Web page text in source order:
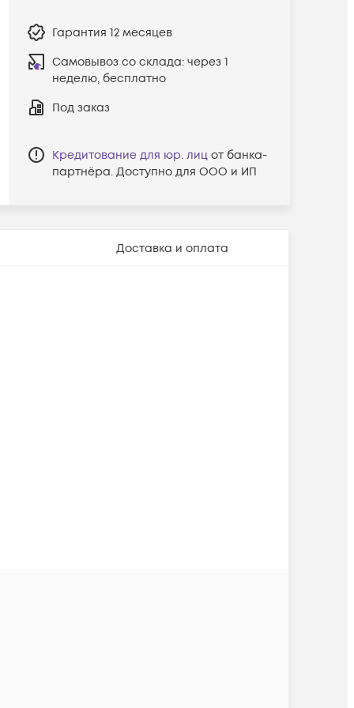
Гарантия 12 месяцев
Самовывоз со склада: через 1
неделю, бесплатно
Под заказ
Кредитование для юр. лиц от банка-
партнёра. Доступно для ООО и ИП
Доставка и оплата